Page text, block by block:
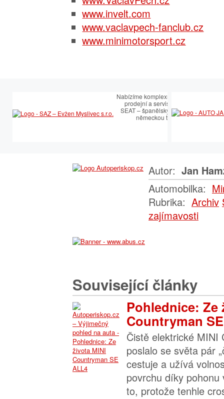
www.invelt.com
www.vaclavpech-fanclub.cz
www.minimotorsport.cz
Nabízíme komplexní služby v oblasti
prodejní a servisní péče SEAT.
SEAT – španělský temperament s
německou technologií
Autor: Jan
Automobilka:
Rubrika: Archiv
zajímavosti
Související články
Pohlednice: Ze
Countryman
Čistě elektrické MINI
poslalo se světa pár
cestuje a užívá
povrchu díky
to, protože tenhle